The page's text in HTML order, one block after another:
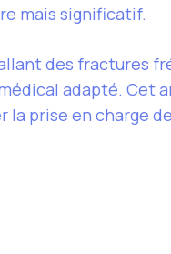
mais significatif.
des fractures
adapté. Cet
la prise en charge